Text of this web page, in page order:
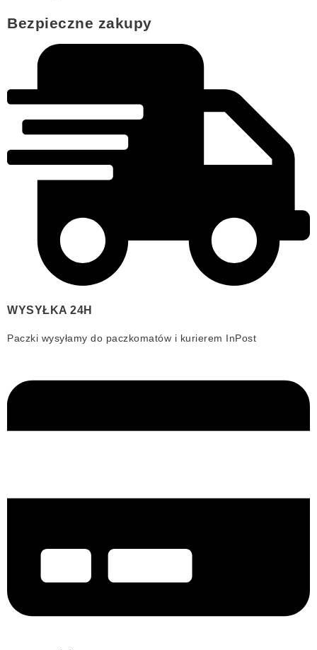
Bezpieczne zakupy
WYSYŁKA 24H
Paczki wysyłamy do paczkomatów i kurierem InPost